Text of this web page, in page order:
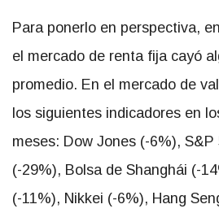
Para ponerlo en perspectiva,
el mercado de renta fijacayó
promedio. En el mercado de
los siguientes indicadores en
meses: Dow Jones (-6%),
(-29%), Bolsa de Shanghái (-
(-11%), Nikkei (-6%), Hang